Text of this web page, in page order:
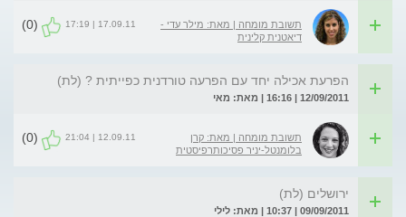
תשובת מומחה | מאת: מילר עדי -
דיאטנית קלינית
17.09.11 | 17:19
(0)
הפרעת אכילה יחד עם הפרעה טורדנית כפייתית ? (לת)
12/09/2011 | 16:16 | מאת: מאי
תשובת מומחה | מאת: קרן
בלומנטל-יניר פסיכותרפיסטית
12.09.11 | 21:04
(0)
ירושלים (לת)
09/09/2011 | 10:37 | מאת: לילי